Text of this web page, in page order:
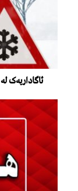
ئاگاداریەک